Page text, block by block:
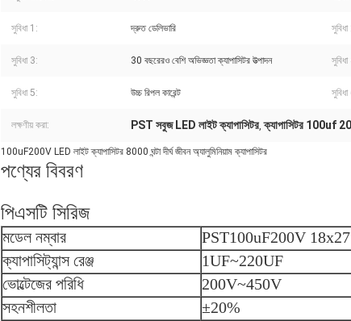
সুবিধা 1: দ্রুত ডেলিভারি
সুবিধা 3: 30 বছরেরও বেশি অভিজ্ঞতা ক্যাপাসিটর উত্পাদন
সুবিধা 5: উচ্চ রিপল কারেন্ট
লক্ষণীয় করা: PST সবুজ LED লাইট ক্যাপাসিটর,ক্যাপাসিটর 100uf
100uF200V LED লাইট ক্যাপাসিটর 8000 ঘন্টা দীর্ঘ জীবন অ্যালুমিনিয়াম ক্যাপাসিটর
পণ্যের বিবরণ
পিএসটি সিরিজ
মডেল নম্বার
PST100uF200V 18x27
ক্যাপাসিট্যান্স রেঞ্জ
1UF~220UF
ভোল্টেজের পরিধি
200V~450V
সহনশীলতা
±20%